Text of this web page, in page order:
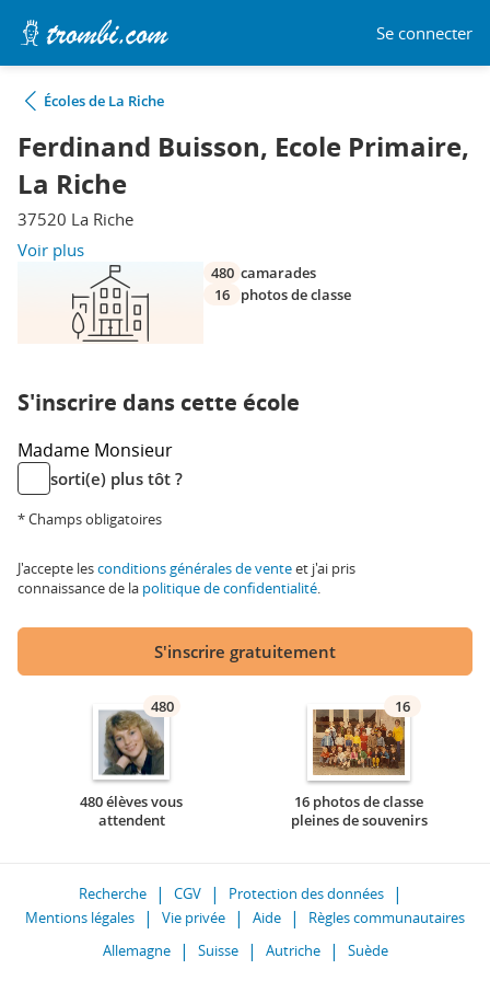
Se connecter
Écoles de La Riche
Ferdinand Buisson, Ecole Primaire,
La Riche
37520 La Riche
Voir plus
480 camarades
16
photos de classe
S'inscrire dans cette école
Madame Monsieur
sorti(e) plus tôt ?
* Champs obligatoires
J'accepte lesconditions générales de venteet j'ai pris
connaissance de la politique de confidentialité.
S'inscrire gratuitement
480
480 élèves vous
attendent
16
16 photos de classe
pleines de souvenirs
Recherche CGV
Protection des données
Mentions légales
Vie privée Aide
Règles communautaires
Allemagne
Suisse Autriche Suède